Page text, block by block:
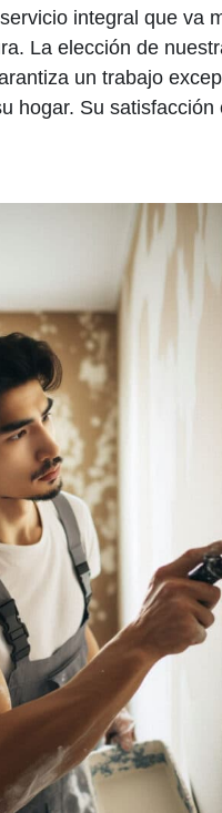
integral que va
La elección de
un trabajo
hogar. Su satisfacción